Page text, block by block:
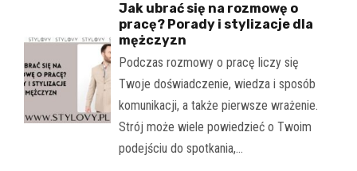
Jak ubrać się na rozmowę o
pracę? Porady i stylizacje dla
mężczyzn
Podczas rozmowy o pracę liczy się
Twoje doświadczenie, wiedza i sposób
komunikacji, a także pierwsze wrażenie.
Strój może wiele powiedzieć o Twoim
podejściu do spotkania,…